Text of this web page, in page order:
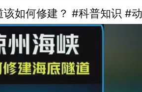
如何修建？ #科普知识 #